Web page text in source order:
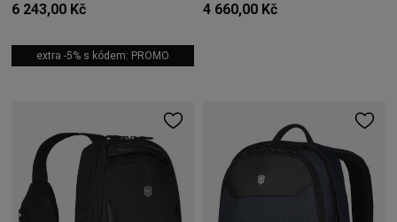
6 243,00 Kč
extra -5% s kódem: PROMO
4 660,00 Kč